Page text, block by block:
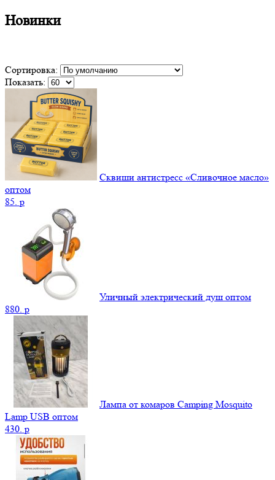
Новинки
Сортировка:
Показать:
Сквиши антистресс «Сливочное масло»
оптом
85. p
Уличный электрический душ оптом
880. p
Лампа от комаров Camping Mosquito
Lamp USB оптом
430. p